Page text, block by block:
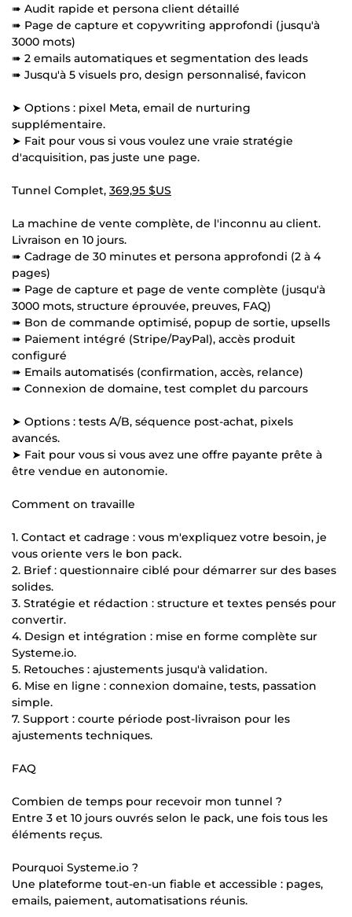
➠ Audit rapide et persona client détaillé
➠ Page de capture et copywriting approfondi (jusqu'à
3000 mots)
➠ 2 emails automatiques et segmentation des leads
➠ Jusqu'à 5 visuels pro, design personnalisé, favicon
➤ Options : pixel Meta, email de nurturing
supplémentaire.
➤ Fait pour vous si vous voulez une vraie stratégie
d'acquisition, pas juste une page.
Tunnel Complet, 369,95 $US
La machine de vente complète, de l'inconnu au client.
Livraison en 10 jours.
➠ Cadrage de 30 minutes et persona approfondi (2 à 4
pages)
➠ Page de capture et page de vente complète (jusqu'à
3000 mots, structure éprouvée, preuves, FAQ)
➠ Bon de commande optimisé, popup de sortie, upsells
➠ Paiement intégré (Stripe/PayPal), accès produit
configuré
➠ Emails automatisés (confirmation, accès, relance)
➠ Connexion de domaine, test complet du parcours
➤ Options : tests A/B, séquence post-achat, pixels
avancés.
➤ Fait pour vous si vous avez une offre payante prête à
être vendue en autonomie.
Comment on travaille
1. Contact et cadrage : vous m'expliquez votre besoin, je
vous oriente vers le bon pack.
2. Brief : questionnaire ciblé pour démarrer sur des bases
solides.
3. Stratégie et rédaction : structure et textes pensés pour
convertir.
4. Design et intégration : mise en forme complète sur
Systeme.io.
5. Retouches : ajustements jusqu'à validation.
6. Mise en ligne : connexion domaine, tests, passation
simple.
7. Support : courte période post-livraison pour les
ajustements techniques.
FAQ
Combien de temps pour recevoir mon tunnel ?
Entre 3 et 10 jours ouvrés selon le pack, une fois tous les
éléments reçus.
Pourquoi Systeme.io ?
Une plateforme tout-en-un fiable et accessible : pages,
emails, paiement, automatisations réunis.